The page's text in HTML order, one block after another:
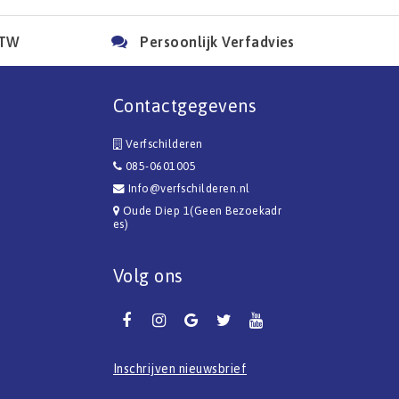
Persoonlijk Verfadvies
Contactgegevens
Verfschilderen
085-0601005
Info@verfschilderen.nl
Oude Diep 1(Geen Bezoekadr
es)
Volg ons
Inschrijven nieuwsbrief